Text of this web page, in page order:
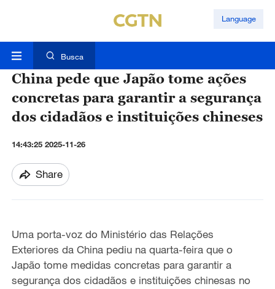
Language
Busca
China pede que Japão tome ações
concretas para garantir a segurança
dos cidadãos e instituições chineses
14:43:25 2025-11-26
Share
Uma porta-voz do Ministério das Relações
Exteriores da China pediu na quarta-feira que o
Japão tome medidas concretas para garantir a
segurança dos cidadãos e instituições chinesas no